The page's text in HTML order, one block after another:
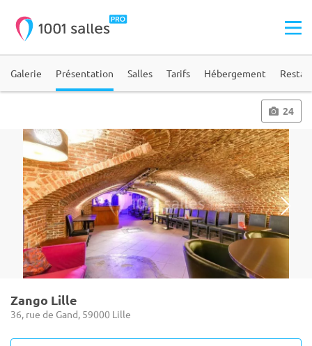
Galerie Présentation Salles Tarifs Hébergement
24
Zango Lille
36, rue de Gand, 59000 Lille